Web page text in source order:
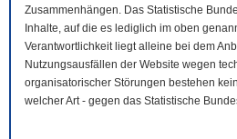
Zusammenhängen. Das Statistische
Inhalte, auf die es lediglich im oben
Verantwortlichkeit liegt alleine bei dem
Nutzungsausfällen der Website wegen
organisatorischer Störungen bestehen
welcher Art - gegen das Statistische